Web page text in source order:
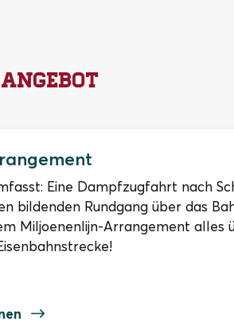
Eine Dampfzugfahrt nach
bildenden Rundgang über das
Miljoenenlijn-Arrangement alles